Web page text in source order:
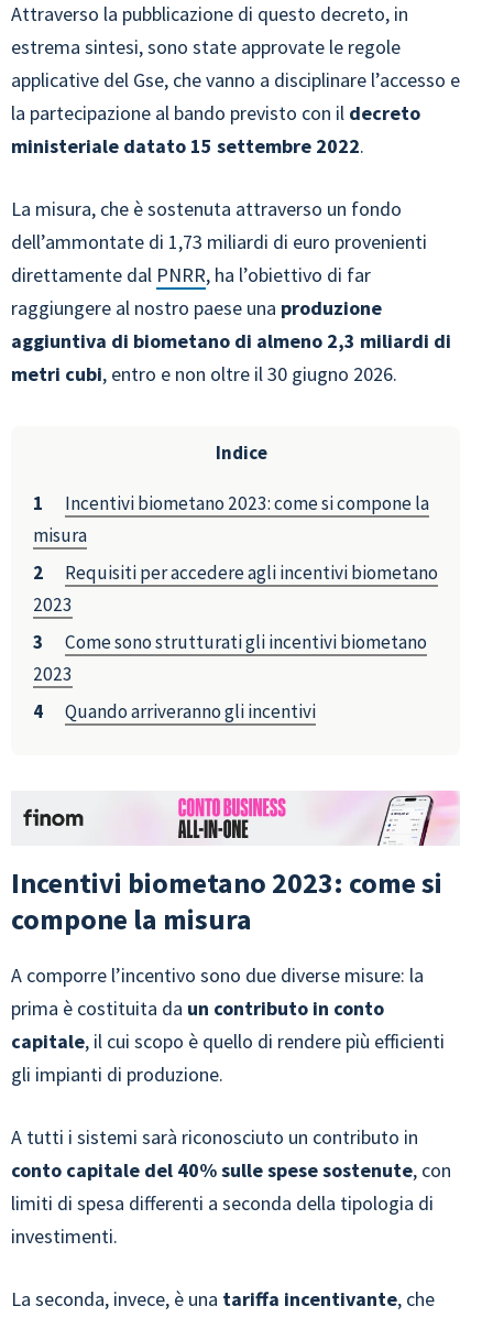
Attraverso la pubblicazione di questo decreto, in
estrema sintesi, sono state approvate le regole
applicative del Gse, che vanno a disciplinare l’accesso e
la partecipazione al bando previsto con il decreto
ministeriale datato 15 settembre 2022.
La misura, che è sostenuta attraverso un fondo
dell’ammontate di 1,73 miliardi di euro provenienti
direttamente dal PNRR, ha l’obiettivo di far
raggiungere al nostro paese una produzione
aggiuntiva di biometano di almeno 2,3 miliardi di
metri cubi, entro e non oltre il 30 giugno 2026.
Indice
Incentivi biometano 2023: come si compone la
misura
Requisiti per accedere agli incentivi biometano
2023
Come sono strutturati gli incentivi biometano
2023
Quando arriveranno gli incentivi
Incentivi biometano 2023: come si
compone la misura
A comporre l’incentivo sono due diverse misure: la
prima è costituita da un contributo in conto
capitale, il cui scopo è quello di rendere più efficienti
gli impianti di produzione.
A tutti i sistemi sarà riconosciuto un contributo in
conto capitale del 40% sulle spese sostenute, con
limiti di spesa differenti a seconda della tipologia di
investimenti.
La seconda, invece, è una tariffa incentivante, che